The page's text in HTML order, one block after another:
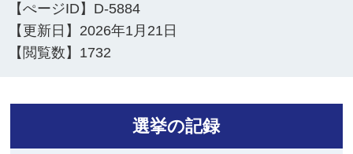
【ぺージID】 D-5884
【更新日】 2026年1月21日
【閲覧数】 1732
選挙の記録